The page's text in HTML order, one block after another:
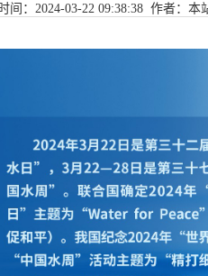
间：2024-03-22 09:38:38 作者：